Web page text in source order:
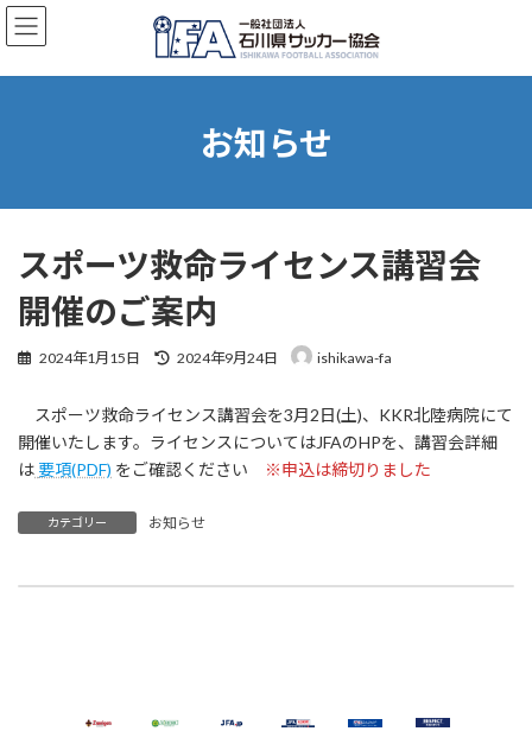
コ
ン
ン
ナ
ビ
ー
お知らせ
スポーツ救命ライセンス講習会
開催のご案内
2024年1月15日
最
新
日
時
:
2024年9月24日 ishikawa-fa
スポーツ救命ライセンス講習会を3月2日(土)、KKR北陸病院にて
開催いたします。ライセンスについてはJFAのHPを、講習会詳細
は 要項(PDF) をご確認ください ※申込は締切りました
カテゴリー お知らせ